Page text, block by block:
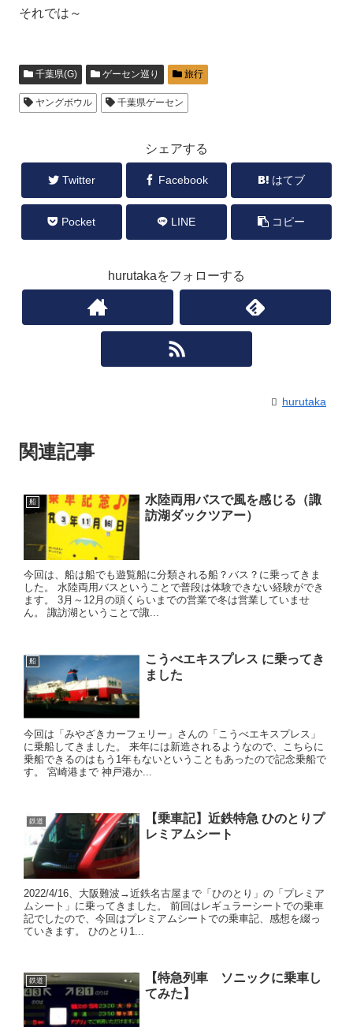
それでは～
千葉県(G) ゲーセン巡り 旅行
ヤングボウル 千葉県ゲーセン
シェアする
Twitter Facebook はてブ
Pocket LINE コピー
hurutakaをフォローする
hurutaka
関連記事
船
水陸両用バスで風を感じる（諏
訪湖ダックツアー）
今回は、船は船でも遊覧船に分類される船？バス？に乗ってきま
した。 水陸両用バスということで普段は体験できない経験ができ
ます。 3月～12月の頭くらいまでの営業で冬は営業していませ
ん。 諏訪湖ということで諏...
船
こうべエキスプレス に乗ってき
ました
今回は「みやざきカーフェリー」さんの「こうべエキスプレス」
に乗船してきました。 来年には新造されるようなので、こちらに
乗船できるのはもう1年もないということもあったので記念乗船で
す。 宮崎港まで 神戸港か...
鉄道
【乗車記】近鉄特急 ひのとりプ
レミアムシート
2022/4/16、大阪難波→近鉄名古屋まで「ひのとり」の「プレミア
ムシート」に乗ってきました。 前回はレギュラーシートでの乗車
記でしたので、今回はプレミアムシートでの乗車記、感想を綴っ
ていきます。 ひのとり1...
鉄道
【特急列車 ソニックに乗車し
てみた】